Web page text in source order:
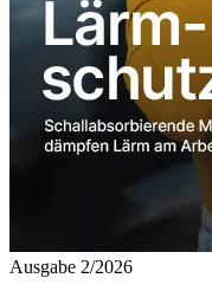
Ausgabe 2/2026